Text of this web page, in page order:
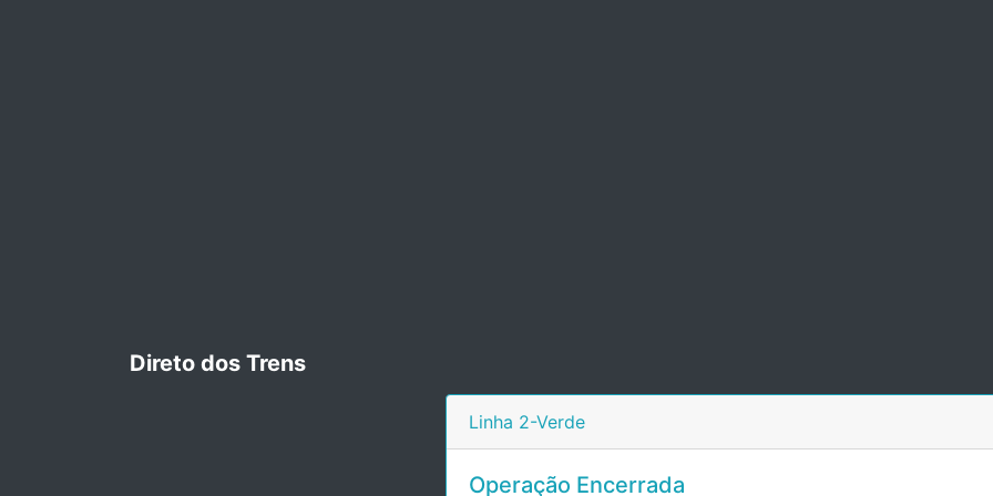
Direto dos Trens
Linha 2-Verde
Operação Encerrada